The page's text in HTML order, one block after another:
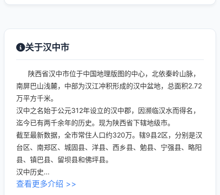
关于汉中市
陕西省汉中市位于中国地理版图的中心，北依秦岭山脉，
南屏巴山浅麓，中部为汉江冲积形成的汉中盆地，总面积2.72
万平方千米。
汉中之名始于公元312年设立的汉中郡，因濒临汉水而得名，
迄今已有两千余年的历史。现为陕西省下辖地级市。
截至最新数据，全市常住人口约320万。辖9县2区，分别是汉
台区、南郑区、城固县、洋县、西乡县、勉县、宁强县、略阳
县、镇巴县、留坝县和佛坪县。
汉中历史...
查看更多介绍 >>